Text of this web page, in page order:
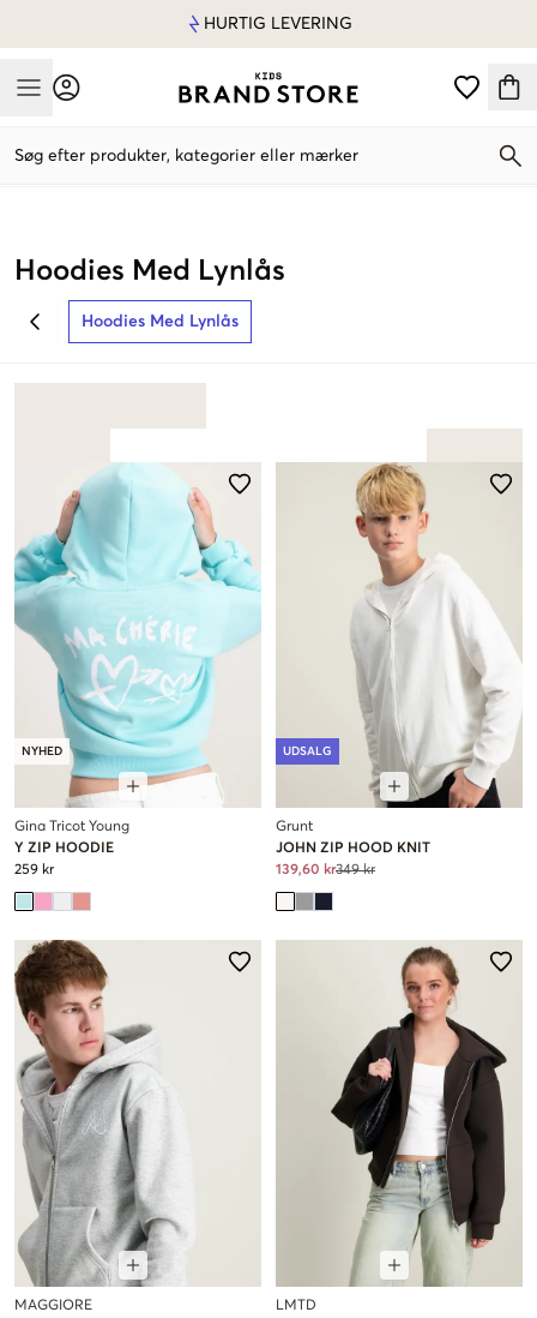
HURTIG LEVERING
Mobile Menu
Søg efter produkter, kategorier eller mærker
Hoodies Med Lynlås
BACK Hoodies Med Lynlås
NYHED
Gina Tricot Young
Y ZIP HOODIE
259 kr
UDSALG
Grunt
JOHN ZIP HOOD KNIT
139,60 kr349 kr
MAGGIORE
LMTD